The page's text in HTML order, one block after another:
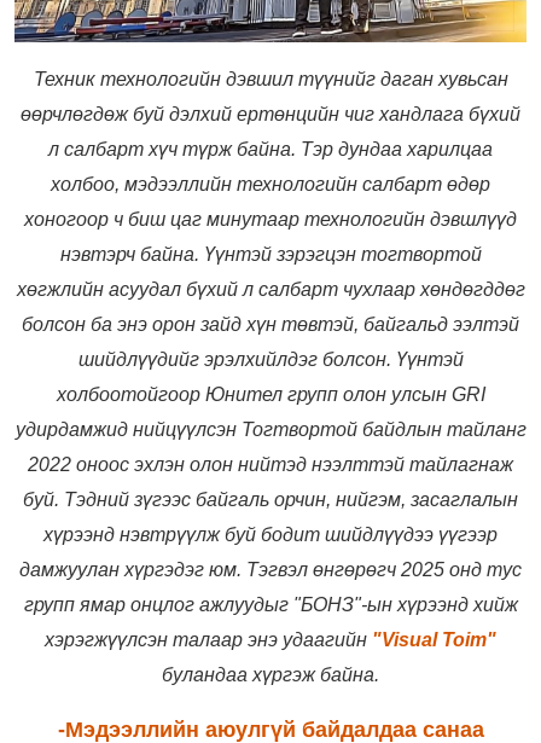
Техник технологийн дэвшил түүнийг даган хувьсан
өөрчлөгдөж буй дэлхий ертөнцийн чиг хандлага бүхий
л салбарт хүч түрж байна. Тэр дундаа харилцаа
холбоо, мэдээллийн технологийн салбарт өдөр
хоногоор ч биш цаг минутаар технологийн дэвшлүүд
нэвтэрч байна. Үүнтэй зэрэгцэн тогтвортой
хөгжлийн асуудал бүхий л салбарт чухлаар хөндөгддөг
болсон ба энэ орон зайд хүн төвтэй, байгальд ээлтэй
шийдлүүдийг эрэлхийлдэг болсон. Үүнтэй
холбоотойгоор Юнител групп олон улсын GRI
удирдамжид нийцүүлсэн Тогтвортой байдлын тайланг
2022 оноос эхлэн олон нийтэд нээлттэй тайлагнаж
буй. Тэдний зүгээс байгаль орчин, нийгэм, засаглалын
хүрээнд нэвтрүүлж буй бодит шийдлүүдээ үүгээр
дамжуулан хүргэдэг юм. Тэгвэл өнгөрөгч 2025 онд тус
групп ямар онцлог ажлуудыг "БОНЗ"-ын хүрээнд хийж
хэрэгжүүлсэн талаар энэ удаагийн "Visual Toim"
буландаа хүргэж байна.
-Мэдээллийн аюулгүй байдалдаа санаа